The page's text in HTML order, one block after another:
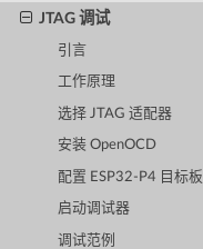
JTAG 调试
引言
工作原理
选择 JTAG 适配器
安装 OpenOCD
配置 ESP32-P4 目标板
启动调试器
调试范例